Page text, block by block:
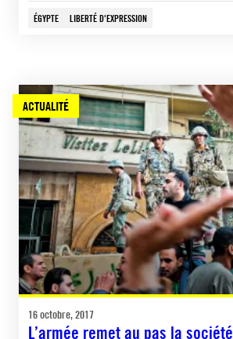
ÉGYPTE LIBERTÉ D'EXPRESSION
ACTUALITÉ
16 octobre, 2017
L’armée remet au pas la